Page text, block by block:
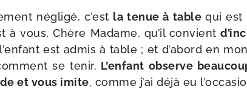
négli­gé, c’est la tenue à table qui est
à vous, Chère Madame, qu’il convient
est admis à table ; et d’a­bord en
se tenir. L’enfant observe
et vous imite, comme j’ai déjà eu